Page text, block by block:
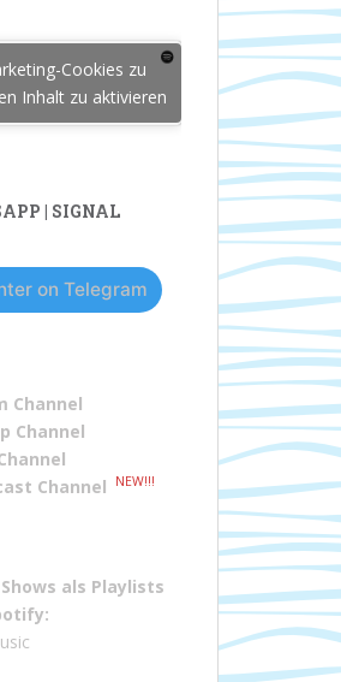
Cookies zu
Inhalt zu aktivieren
| SIGNAL
on Telegram
Channel
Channel
Channel
NEW!!!
als Playlists
: